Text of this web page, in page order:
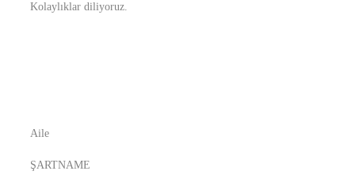
Kolaylıklar diliyoruz.
Aile
ŞARTNAME